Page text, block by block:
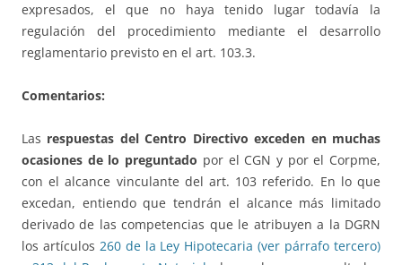
expresados, el que no haya tenido lugar todavía la
regulación del procedimiento mediante el desarrollo
reglamentario previsto en el art. 103.3.
Comentarios:
Las respuestas del Centro Directivo exceden en muchas
ocasiones de lo preguntado por el CGN y por el Corpme,
con el alcance vinculante del art. 103 referido. En lo que
excedan, entiendo que tendrán el alcance más limitado
derivado de las competencias que le atribuyen a la DGRN
los artículos 260 de la Ley Hipotecaria (ver párrafo tercero)